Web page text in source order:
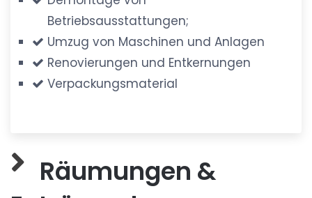
Betriebsausstattungen;
Umzug von Maschinen und Anlagen
Renovierungen und Entkernungen
Verpackungsmaterial
Räumungen &